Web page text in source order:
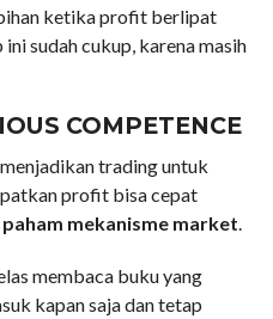
ketika profit berlipat
sudah cukup, karena masih
COMPETENCE
trading untuk
profit bisa cepat
paham mekanisme market
membaca buku yang
kapan saja dan tetap